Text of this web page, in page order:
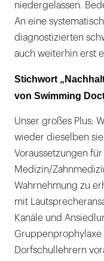
niedergelassen.
An eine
diagnostizierten
auch weiterhin erst
Stichwort
von Swimming
Unser großes Plus:
wieder dieselben
Voraussetzungen
Medizin/
Wahrnehmung zu
mit
Kanäle und
Gruppenprophylaxe
Dorfschullehrern